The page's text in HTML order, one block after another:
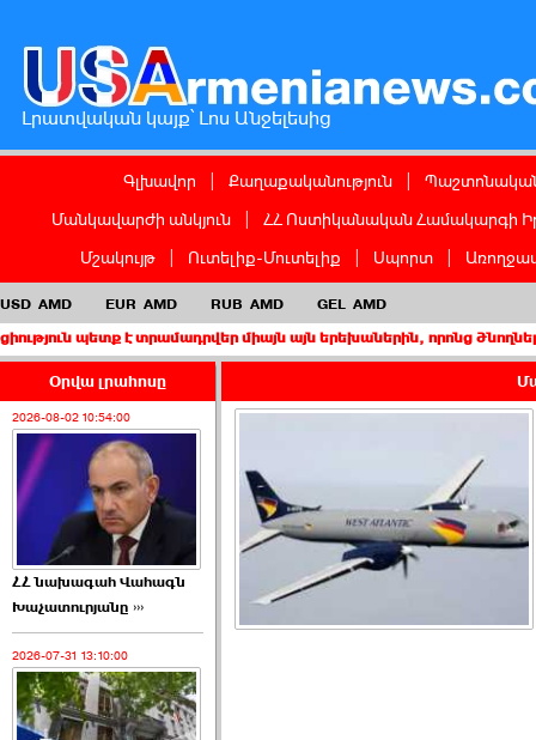
Լրատվական կայք՝ Լոս Անջելեսից
Գլխավոր Քաղաքականություն
Մանկավարժի անկյուն
ՀՀ Ոստիկանական Համակարգի
Մշակույթ
Ուտելիք-Մուտելիք Սպորտ
USD AMD EUR AMD RUB AMD GEL AMD
է տրամադրվեր միայն այն երեխաներին, որոնց ծնողներից
Օրվա լրահոսը
2026-08-02 10:54:00
ՀՀ նախագահ Վահագն
Խաչատուրյանը ›››
2026-07-31 13:10:00